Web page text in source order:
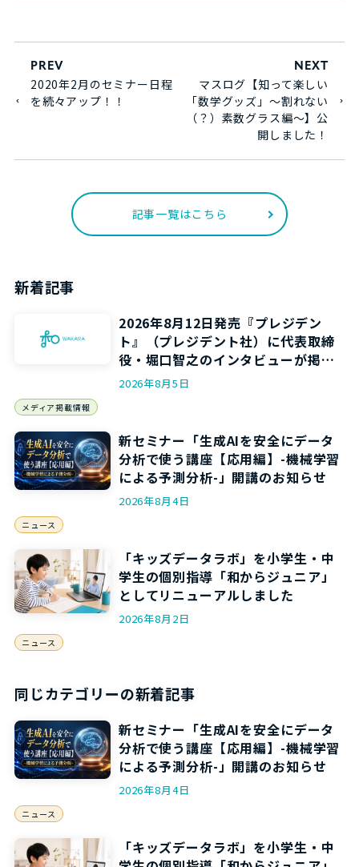
PREV
2020年2月のセミナー日程
を続々アップ！！
NEXT
マスログ【知って楽しい
「数学グッズ」～割れない
（？）素数グラス編～】公
開しました！
記事一覧はこちら
新着記事
2026年8月12日発売『プレジデン
ト』（プレジデント社）に代表取締
役・堀口智之のインタビューが掲載
されます
2026年8月5日
メディア掲載情報
新セミナー「生成AIを安全にデータ
分析で使う講座【応用編】-機械学習
による予測分析-」開講のお知らせ
2026年8月4日
ニュース
「キッズデータラボ」を小学生・中
学生の個別指導「和からジュニア」
としてリニューアルしました
2026年8月2日
ニュース
同じカテゴリーの新着記事
新セミナー「生成AIを安全にデータ
分析で使う講座【応用編】-機械学習
による予測分析-」開講のお知らせ
2026年8月4日
ニュース
「キッズデータラボ」を小学生・中